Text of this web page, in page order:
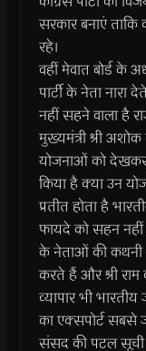
सरकार बनाएं ताकि
रहे।
वहीं मेवात बोर्ड के
पार्टी के नेता
नहीं सहने वाला है
मुख्यमंत्री श्री
योजनाओं को
किया है क्या उन
प्रतीत होता है
फायदे को सहन नहीं
के नेताओं की कथनी
करते हैं और श्री
व्यापार भी
का एक्सपोर्ट सबसे
संसद की पटल सूची